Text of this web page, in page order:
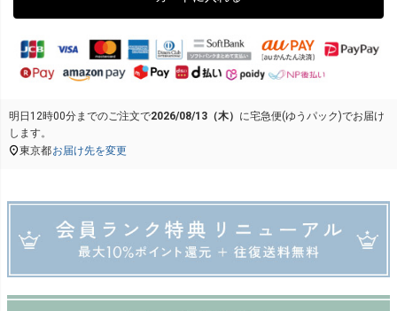
明日 12時00分までのご注文で2026/08/13（木） に宅急便(ゆうパック)でお届け
します。
東京都お届け先を変更